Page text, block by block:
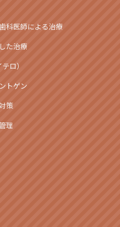
科医師による治療
た治療
ロ）
トゲン
策
理